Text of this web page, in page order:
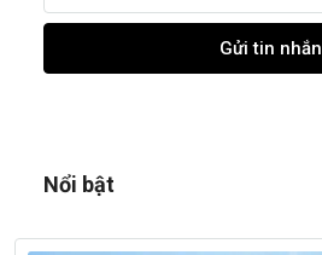
Gửi tin nhắn
Nổi bật